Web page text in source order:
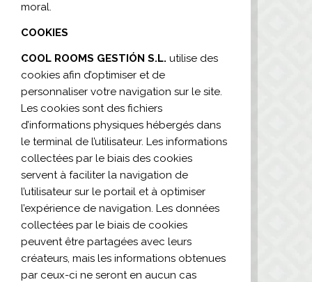
moral.
COOKIES
COOL ROOMS GESTIÓN S.L. utilise des
cookies afin d’optimiser et de
personnaliser votre navigation sur le site.
Les cookies sont des fichiers
d’informations physiques hébergés dans
le terminal de l’utilisateur. Les informations
collectées par le biais des cookies
servent à faciliter la navigation de
l’utilisateur sur le portail et à optimiser
l’expérience de navigation. Les données
collectées par le biais de cookies
peuvent être partagées avec leurs
créateurs, mais les informations obtenues
par ceux-ci ne seront en aucun cas